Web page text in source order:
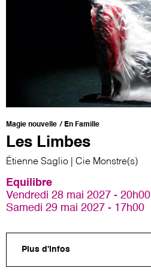
Magie nouvelle En Famille
Les Limbes
Étienne Saglio | Cie Monstre(s)
Equilibre
Vendredi 28 mai 2027 - 20h00
Samedi 29 mai 2027 - 17h00
Plus d'infos